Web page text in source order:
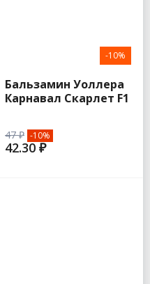
-10%
Бальзамин Уоллера
Карнавал Скарлет F1
47 ₽ -10%
42.30 ₽